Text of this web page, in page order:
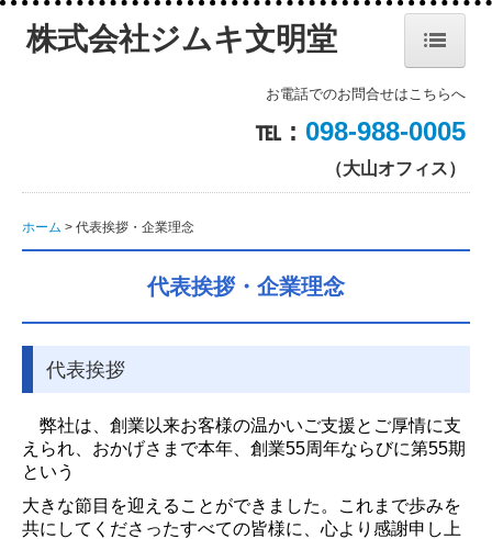
ブンキョウ技研
商品・ソリューション
コピー機/複合機
NANOTOP
ecowin ウォーター
オフィス・ファニチャー、ステーショナリー
株式会社ジムキ文明堂
お電話でのお問合せはこちらへ
℡ : 098-988-0005
（大山オフィス）
ホーム 代表挨拶・企業理念
代表挨拶・企業理念
代表挨拶
弊社は、創業以来お客様の温かいご支援とご厚情に支
えられ、おかげさまで本年、創業55周年ならびに第55期
と いう
大きな節目を迎えることができました。これまで歩みを
共にしてくださったすべての皆様に、 心より感謝申し上